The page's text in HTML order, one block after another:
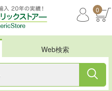
0
Web検索